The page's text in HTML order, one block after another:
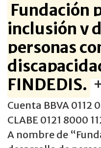
Fundación
inclusión y
personas
FINDEDIS.
Cuenta BBVA 0112
CLABE 0121 8000
A nombre de